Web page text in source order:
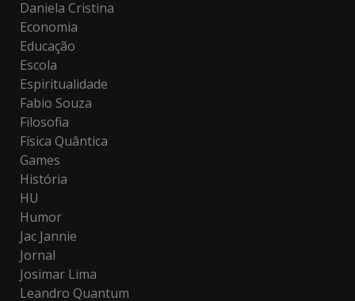
Daniela Cristina
Economia
Educação
Escola
Espiritualidade
Fabio Souza
Filosofia
Física Quântica
Games
História
HU
Humor
Jac Jannie
Jornal
Josimar Lima
Leandro Quantum